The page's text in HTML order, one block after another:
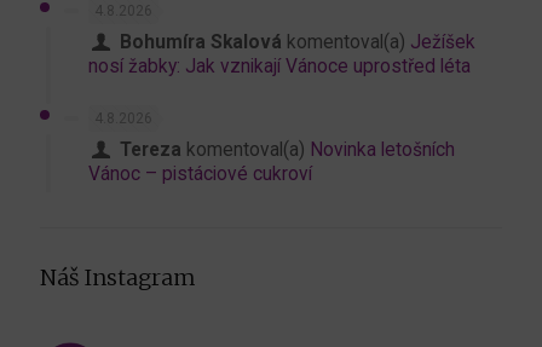
4.8.2026
Bohumíra Skalová komentoval(a) Ježíšek
nosí žabky: Jak vznikají Vánoce uprostřed léta
4.8.2026
Tereza komentoval(a) Novinka letošních
Vánoc – pistáciové cukroví
Náš Instagram